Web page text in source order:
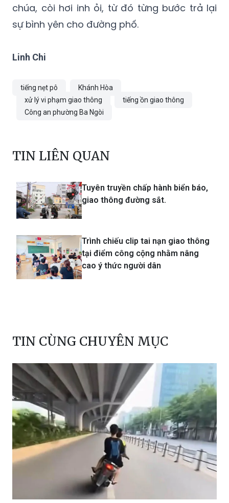
chúa, còi hơi inh ỏi, từ đó từng bước trả lại
sự bình yên cho đường phố.
Linh Chi
tiếng nẹt pô
Khánh Hòa
xử lý vi phạm giao thông
tiếng ồn giao thông
Công an phường Ba Ngòi
TIN LIÊN QUAN
Tuyên truyền chấp hành biển báo,
giao thông đường sắt.
Trình chiếu clip tai nạn giao thông
tại điểm công cộng nhằm nâng
cao ý thức người dân
TIN CÙNG CHUYÊN MỤC